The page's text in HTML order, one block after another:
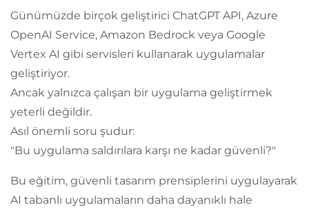
Günümüzde birçok geliştirici ChatGPT API, Azure
OpenAI Service, Amazon Bedrock veya Google
Vertex AI gibi servisleri kullanarak uygulamalar
geliştiriyor.
Ancak yalnızca çalışan bir uygulama geliştirmek
yeterli değildir.
Asıl önemli soru şudur:
"Bu uygulama saldırılara karşı ne kadar güvenli?"
Bu eğitim, güvenli tasarım prensiplerini uygulayarak
AI tabanlı uygulamaların daha dayanıklı hale